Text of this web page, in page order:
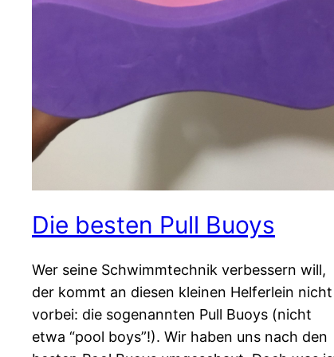
Die besten Pull Buoys
Wer seine Schwimmtechnik verbessern will,
der kommt an diesen kleinen Helferlein nicht
vorbei: die sogenannten Pull Buoys (nicht
etwa “pool boys”!). Wir haben uns nach den